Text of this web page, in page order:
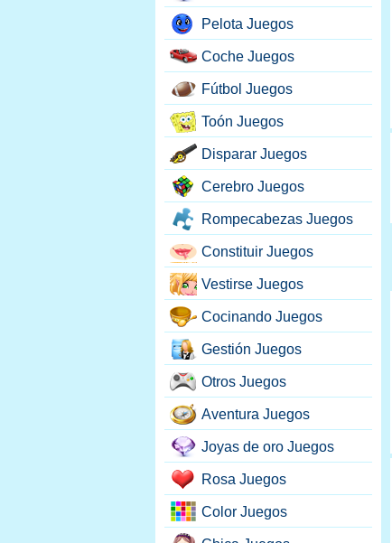
Pelota Juegos
Coche Juegos
Fútbol Juegos
Toón Juegos
Disparar Juegos
Cerebro Juegos
Rompecabezas Juegos
Constituir Juegos
Vestirse Juegos
Cocinando Juegos
Gestión Juegos
Otros Juegos
Aventura Juegos
Joyas de oro Juegos
Rosa Juegos
Color Juegos